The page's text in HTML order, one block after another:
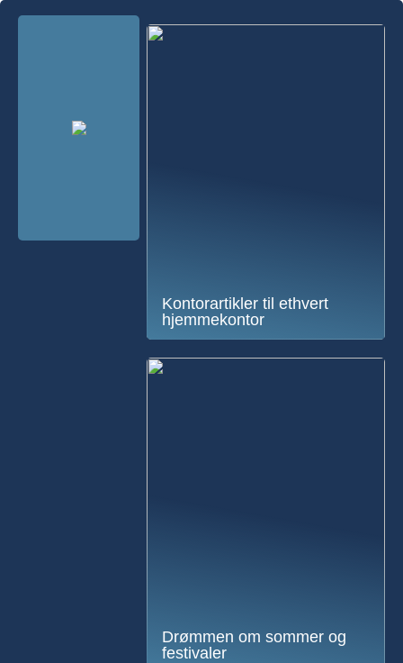
Kontorartikler til ethvert
hjemmekontor
Drømmen om sommer og
festivaler